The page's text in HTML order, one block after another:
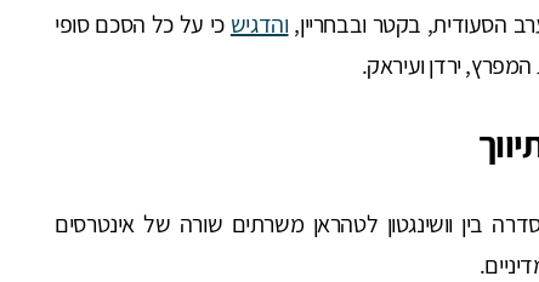
הסעודית, בקטר ובבחריין,והדגיש כי על כל הסכם סופי
ירדן ועיראק.
בין וושינגטון לטהראן משרתים שורה של אינטרסים